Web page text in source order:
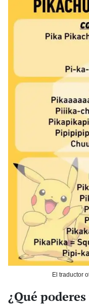
El traductor
¿Qué